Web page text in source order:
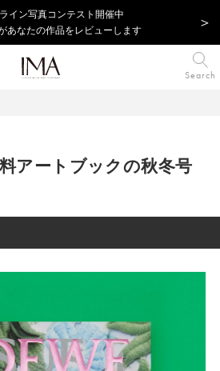
イン写真コンテスト開催中
あなたの作品をレビューします
Search
アートブックの秋冬号